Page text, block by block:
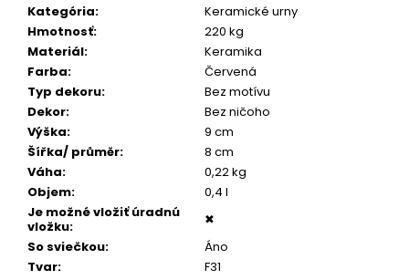
Kategória:
Keramické urny
Hmotnosť:
220 kg
Materiál:
Keramika
Farba:
Červená
Typ dekoru:
Bez motívu
Dekor:
Bez ničoho
Výška:
9 cm
Šířka/ průměr:
8 cm
Váha:
0,22 kg
Objem:
0,4 l
Je možné vložiť úradnú
vložku:
✖
So sviečkou:
Áno
Tvar: F31
o
ú
č
a
m
e
POZLÁTENÝ
PRSTEŇ
PERLEŤ
€160